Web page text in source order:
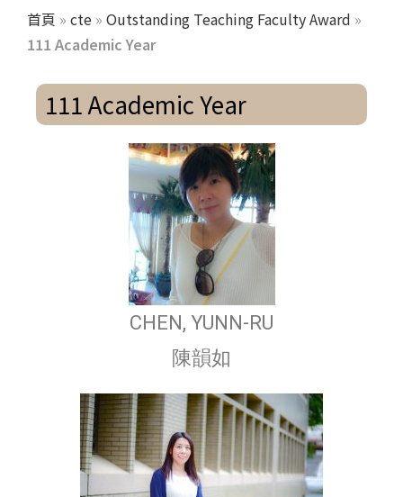
首頁 » cte » Outstanding Teaching Faculty Award »
111 Academic Year
111 Academic Year
CHEN, YUNN-RU
陳韻如